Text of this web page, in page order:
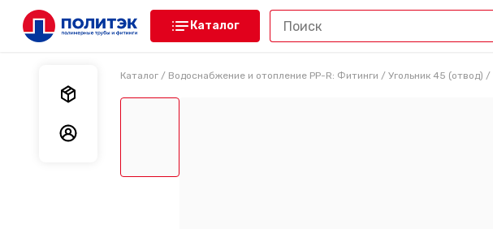
Каталог
Каталог / Водоснабжение и отопление PP-R: Фитинги / Угольник 45 (отвод) /